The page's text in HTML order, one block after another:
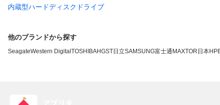
内蔵型ハードディスクドライブ
他のブランドから探す
SeagateWestern Digital TOSHIBAHGST日立SAMSUNG富士通 MAXTOR 日本HP